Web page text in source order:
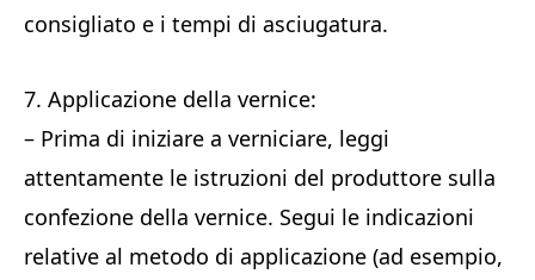
consigliato e i tempi di asciugatura.
7. Applicazione della vernice:
– Prima di iniziare a verniciare, leggi
attentamente le istruzioni del produttore sulla
confezione della vernice. Segui le indicazioni
relative al metodo di applicazione (ad esempio,